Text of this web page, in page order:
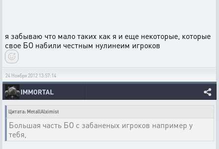
я забываю что мало таких как я и еще некоторые, которые
свое БО набили честным нулинеим игроков
24 Ноября 2012 13:57:14
IMMORTAL
Цитата: MetallAlximist
Большая часть БО с забаненых игроков например у
тебя,